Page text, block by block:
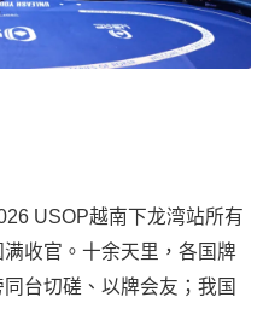
USOP越南下龙湾站所有
收官。十余天里，各国牌
台切磋、以牌会友；我国